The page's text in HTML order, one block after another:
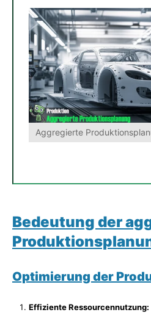
Aggregierte
Bedeutung der
Optimierung der
Effiziente Ressourcennutzung: